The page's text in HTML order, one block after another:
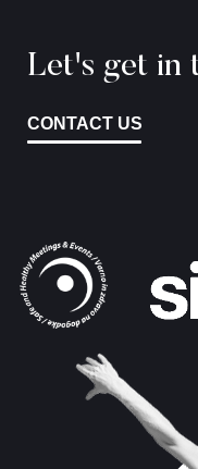
Let's get in
CONTACT US